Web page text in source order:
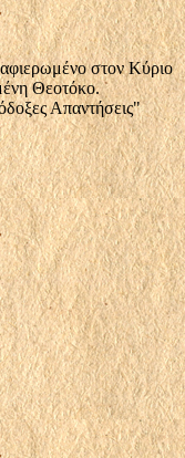
στον Κύριο
Θεοτόκο.
Απαντήσεις"